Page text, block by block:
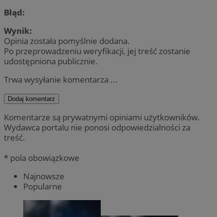
Błąd:
Wynik:
Opinia została pomyślnie dodana.
Po przeprowadzeniu weryfikacji, jej treść zostanie
udostępniona publicznie.
Trwa wysyłanie komentarza ...
Dodaj komentarz
Komentarze są prywatnymi opiniami użytkowników.
Wydawca portalu nie ponosi odpowiedzialności za
treść.
* pola obowiązkowe
Najnowsze
Popularne